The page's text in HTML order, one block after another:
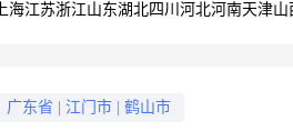
上海江苏浙江山东湖北四川 河北河南天津山
广东省 江门市 鹤山市